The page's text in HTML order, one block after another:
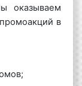
оказываем
в